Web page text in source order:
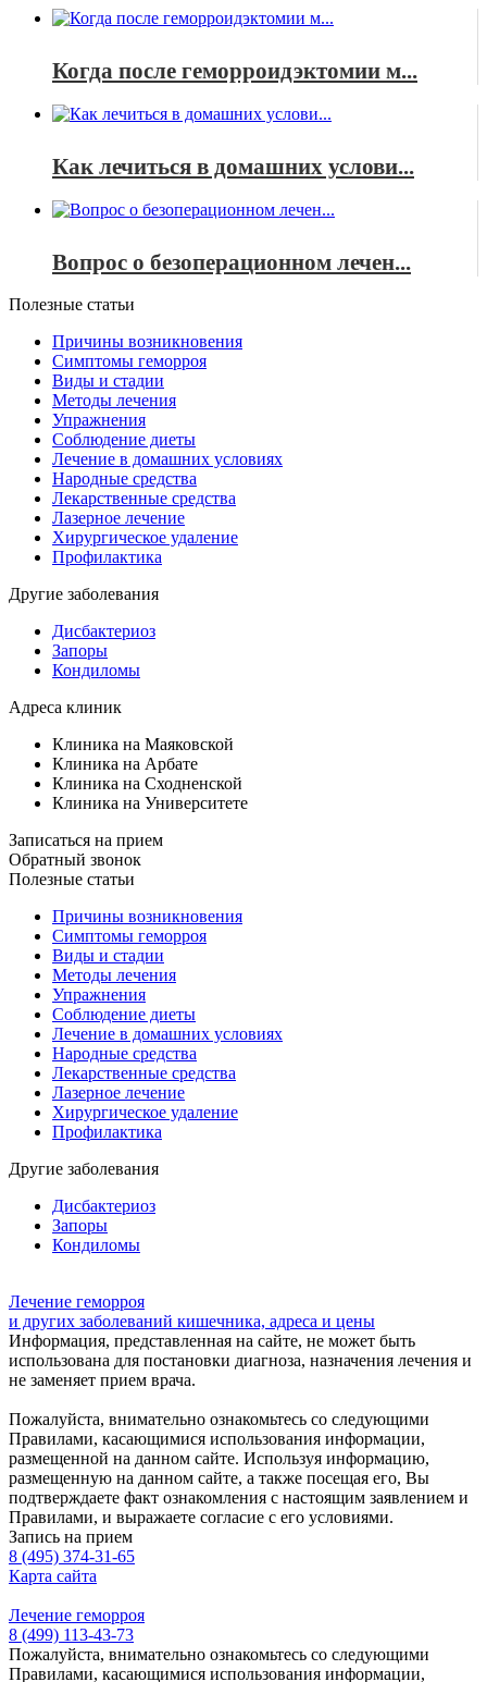
Когда после геморроидэктомии м...
Как лечиться в домашних услови...
Вопрос о безоперационном лечен...
Полезные статьи
Причины возникновения
Симптомы геморроя
Виды и стадии
Методы лечения
Упражнения
Соблюдение диеты
Лечение в домашних условиях
Народные средства
Лекарственные средства
Лазерное лечение
Хирургическое удаление
Профилактика
Другие заболевания
Дисбактериоз
Запоры
Кондиломы
Адреса клиник
Клиника на Маяковской
Клиника на Арбате
Клиника на Сходненской
Клиника на Университете
Записаться на прием
Обратный звонок
Полезные статьи
Причины возникновения
Симптомы геморроя
Виды и стадии
Методы лечения
Упражнения
Соблюдение диеты
Лечение в домашних условиях
Народные средства
Лекарственные средства
Лазерное лечение
Хирургическое удаление
Профилактика
Другие заболевания
Дисбактериоз
Запоры
Кондиломы
Лечение геморроя
и других заболеваний кишечника, адреса и цены
Информация, представленная на сайте, не может быть
использована для постановки диагноза, назначения лечения и
не заменяет прием врача.
Пожалуйста, внимательно ознакомьтесь со следующими
Правилами, касающимися использования информации,
размещенной на данном сайте. Используя информацию,
размещенную на данном сайте, а также посещая его, Вы
подтверждаете факт ознакомления с настоящим заявлением и
Правилами, и выражаете согласие с его условиями.
Запись на прием
8 (495) 374-31-65
Карта сайта
Лечение геморроя
8 (499) 113-43-73
Пожалуйста, внимательно ознакомьтесь со следующими
Правилами, касающимися использования информации,